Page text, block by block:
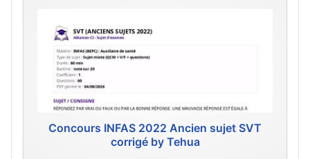
Concours INFAS 2022 Ancien sujet SVT
corrigé by Tehua